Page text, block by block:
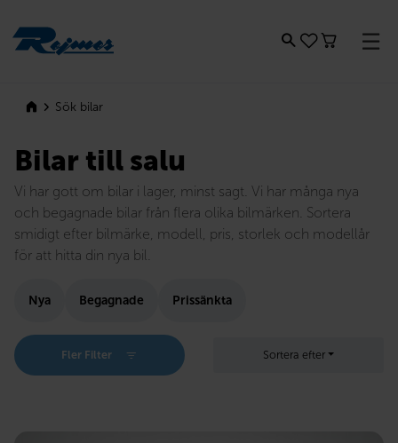
Sök bilar
Bilar till salu
Vi har gott om bilar i lager, minst sagt. Vi har många nya
och begagnade bilar från flera olika bilmärken. Sortera
smidigt efter bilmärke, modell, pris, storlek och modellår
för att hitta din nya bil.
Nya Begagnade Prissänkta
Fler Filter Sortera efter